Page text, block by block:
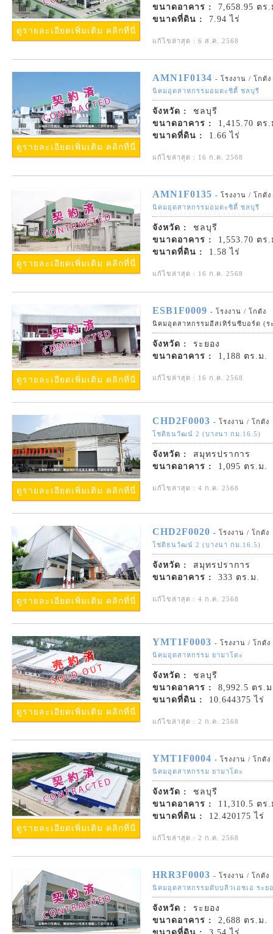
ดูรายละเอียดเพิ่มเติม คลิกที่นี่
ขนาดอาคาร :
7,658.95 ตร
ขนาดที่ดิน :
7.94 ไร่
แก้ไขล่าสุด : 6 ส.ค. 2568
ดูรายละเอียดเพิ่มเติม คลิกที่นี่
AMN1F0134 - โรงงาน / โกดัง
นิคมอุตสาหกรรมอมตะซิตี้ ชลบุรี
จังหวัด :
ชลบุรี
ขนาดอาคาร :
1,415.70 ตร
ขนาดที่ดิน :
1.66 ไร่
แก้ไขล่าสุด : 16 ก.ค. 2568
ดูรายละเอียดเพิ่มเติม คลิกที่นี่
AMN1F0135 - โรงงาน / โกดัง
นิคมอุตสาหกรรมอมตะซิตี้ ชลบุรี
จังหวัด :
ชลบุรี
ขนาดอาคาร :
1,553.70 ตร
ขนาดที่ดิน :
1.58 ไร่
แก้ไขล่าสุด : 16 ก.ค. 2568
ดูรายละเอียดเพิ่มเติม คลิกที่นี่
ESB1F0009 - โรงงาน / โกดัง
นิคมอุตสาหกรรมอีสเทิร์นซีบอร์ด (ร
จังหวัด :
ระยอง
ขนาดอาคาร :
1,188 ตร.ม.
แก้ไขล่าสุด : 16 ก.ค. 2568
ดูรายละเอียดเพิ่มเติม คลิกที่นี่
CHD2F0003 - โรงงาน / โกดัง
โชติธนวัฒน์ 2 (บางนา กม.16.5)
จังหวัด :
สมุทรปราการ
ขนาดอาคาร :
1,095 ตร.ม.
แก้ไขล่าสุด : 4 ก.ค. 2568
ดูรายละเอียดเพิ่มเติม คลิกที่นี่
CHD2F0020 - โรงงาน / โกดัง
โชติธนวัฒน์ 2 (บางนา กม.16.5)
จังหวัด :
สมุทรปราการ
ขนาดอาคาร :
333 ตร.ม.
แก้ไขล่าสุด : 4 ก.ค. 2568
ดูรายละเอียดเพิ่มเติม คลิกที่นี่
YMT1F0003 - โรงงาน / โกดัง
นิคมอุตสาหกรรม ยามาโตะ
จังหวัด :
ชลบุรี
ขนาดอาคาร :
8,992.5 ตร.
ขนาดที่ดิน :
10.644375 ไร่
แก้ไขล่าสุด : 2 ก.ค. 2568
ดูรายละเอียดเพิ่มเติม คลิกที่นี่
YMT1F0004 - โรงงาน / โกดัง
นิคมอุตสาหกรรม ยามาโตะ
จังหวัด :
ชลบุรี
ขนาดอาคาร :
11,310.5 ตร
ขนาดที่ดิน :
12.420175 ไร่
แก้ไขล่าสุด : 2 ก.ค. 2568
HRR3F0003 - โรงงาน / โกดัง
นิคมอุตสาหกรรมดับบลิวเอชเอ ระย
จังหวัด :
ระยอง
ขนาดอาคาร :
2,688 ตร.ม.